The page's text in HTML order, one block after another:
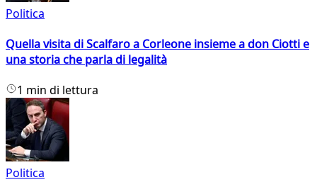
Politica
Quella visita di Scalfaro a Corleone insieme a don Ciotti e
una storia che parla di legalità
1 min di lettura
Politica